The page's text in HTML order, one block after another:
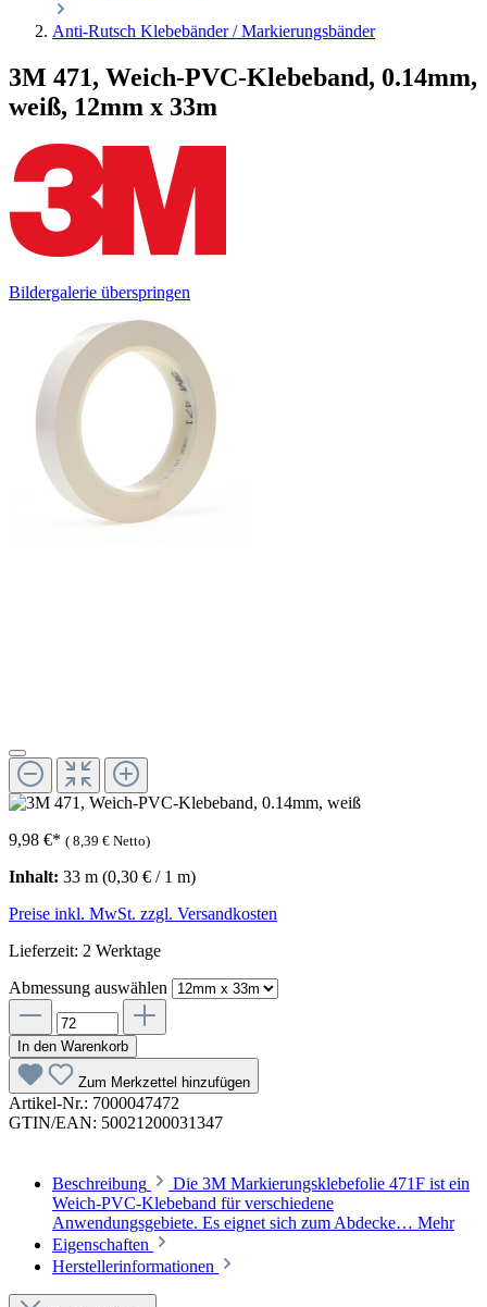
Anti-Rutsch Klebebänder / Markierungsbänder
3M 471, Weich-PVC-Klebeband, 0.14mm,
weiß, 12mm x 33m
Bildergalerie überspringen
9,98 €* ( 8,39 € Netto)
Inhalt: 33 m (0,30 € / 1 m)
Preise inkl. MwSt. zzgl. Versandkosten
Lieferzeit: 2 Werktage
Abmessung auswählen
In den Warenkorb
Zum Merkzettel hinzufügen
Artikel-Nr.: 7000047472
GTIN/EAN: 50021200031347
Beschreibung
Die 3M Markierungsklebefolie 471F ist ein
Weich-PVC-Klebeband für verschiedene
Anwendungsgebiete. Es eignet sich zum Abdecke… Mehr
Eigenschaften
Herstellerinformationen